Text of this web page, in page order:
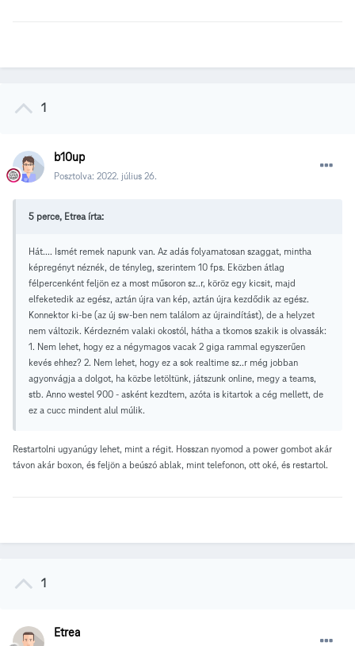
1
b10up
Posztolva: 2022. július 26.
5 perce, Etrea írta:
Hát.... Ismét remek napunk van. Az adás folyamatosan szaggat, mintha
képregényt néznék, de tényleg, szerintem 10 fps. Eközben átlag
félpercenként feljön ez a most műsoron sz..r, köröz egy kicsit, majd
elfeketedik az egész, aztán újra van kép, aztán újra kezdődik az egész.
Konnektor ki-be (az új sw-ben nem találom az újraindítást), de a helyzet
nem változik. Kérdezném valaki okostól, hátha a tkomos szakik is olvassák:
1. Nem lehet, hogy ez a négymagos vacak 2 giga rammal egyszerűen
kevés ehhez? 2. Nem lehet, hogy ez a sok realtime sz..r még jobban
agyonvágja a dolgot, ha közbe letöltünk, játszunk online, megy a teams,
stb. Anno westel 900 - asként kezdtem, azóta is kitartok a cég mellett, de
ez a cucc mindent alul múlik.
Restartolni ugyanúgy lehet, mint a régit. Hosszan nyomod a power gombot akár
távon akár boxon, és feljön a beúszó ablak, mint telefonon, ott oké, és restartol.
1
Etrea